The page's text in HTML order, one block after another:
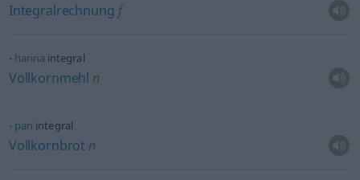
Integralrechnung f
harina integral
Vollkornmehl n
pan integral
Vollkornbrot n